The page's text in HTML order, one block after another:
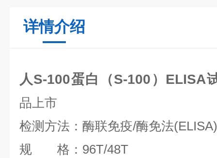
详情介绍
人S-100蛋白（S-100）ELISA
品上市
检测方法：酶联免疫/酶免法(ELISA)
规 格：96T/48T